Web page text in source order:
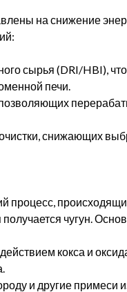
на снижение
сырья (DRI/HBI),
печи.
снижающих
процесс,
чугун.
кокса и
и другие примеси